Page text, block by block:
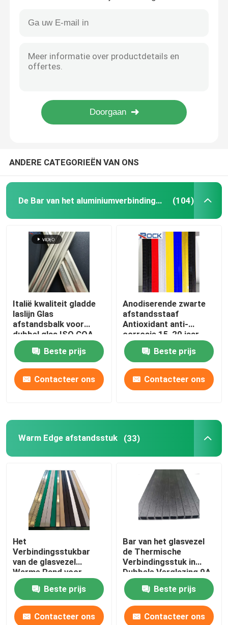
Butyl afstandsstuk
Vensters Georgische Bar
Butyl afdichtband
Kunststof hoekverbinder
Aluminium buigmachine
ingelegde glastoebehoren
andere glazen accessoires
Uitbreiding nagel
Architecturaal Gebrandschilderd glas
ANDERE CATEGORIEËN VAN ONS
De Bar van het aluminiumverbindingsstuk (104)
Italië kwaliteit gladde
laslijn Glas
afstandsbalk voor
dubbel glas ISO COA
ROHS
Beste prijs
Contacteer ons
Anodiserende zwarte
afstandsstaaf
Antioxidant anti-
corrosie 15-20 jaar
Aluminium
afstandsstaven Zwart
Voor dubbele beglazing
Beste prijs
Contacteer ons
Warm Edge afstandsstuk (33)
Het
Verbindingsstukbar
van de glasvezel
Warme Rand voor
Geïsoleerd Glas ISO
COA
Beste prijs
Contacteer ons
Bar van het glasvezel
de Thermische
Verbindingsstuk in
Dubbele Verglazing 9A
12A 15A
Beste prijs
Contacteer ons